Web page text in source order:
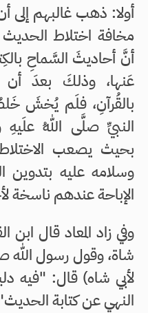
أولا: ذهب غالبهم إلى
مخافة اختلاط الحديث
أنَّ أحاديثَ السَّماحِ
عَنها، وذلكَ بعدَ
بالقُرآنِ، فلَم يُخشَ
النبيِّ صلَّى اللهُ علَيهِ
بحيث يصعب
وسلامه عليه بتدوين
الإباحة عندهم ناسخة
وفي زاد المعاد قال
شاة، وقول رسول الله
لأبي شاه) قال: "فيه
النهي عن كتابة الحديث"(زاد